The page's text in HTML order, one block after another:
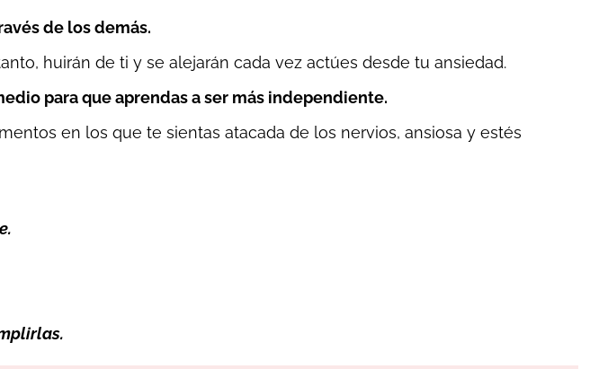
de los demás.
huirán de ti y se alejarán cada vez actúes desde tu ansiedad.
para que aprendas a ser más independiente.
en los que te sientas atacada de los nervios, ansiosa y estés